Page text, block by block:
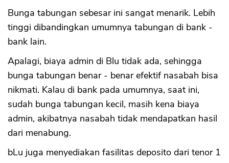
Bunga tabungan sebesar ini sangat menarik. Lebih
tinggi dibandingkan umumnya tabungan di bank -
bank lain.
Apalagi, biaya admin di Blu tidak ada, sehingga
bunga tabungan benar - benar efektif nasabah bisa
nikmati. Kalau di bank pada umumnya, saat ini,
sudah bunga tabungan kecil, masih kena biaya
admin, akibatnya nasabah tidak mendapatkan hasil
dari menabung.
bLu juga menyediakan fasilitas deposito dari tenor 1